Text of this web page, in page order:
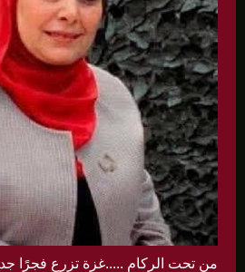
من تحت الركام .....غزة تزرع فجرًا